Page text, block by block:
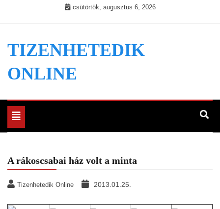
csütörtök, augusztus 6, 2026
TIZENHETEDIK
ONLINE
Toggle
navigation
A rákoscsabai ház volt a minta
Tizenhetedik Online 2013.01.25.